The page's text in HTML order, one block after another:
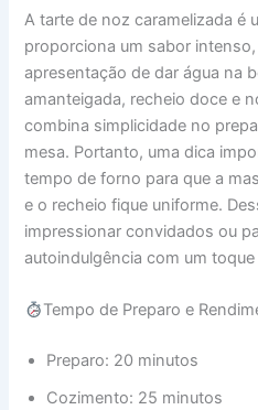
A tarte de noz caramelizada é
proporciona um sabor
apresentação de dar água na
amanteigada, recheio doce e
combina simplicidade no
mesa. Portanto, uma dica
tempo de forno para que a
e o recheio fique uniforme.
impressionar convidados ou
autoindulgência com um toque
Tempo de Preparo e
Preparo: 20 minutos
Cozimento: 25 minutos